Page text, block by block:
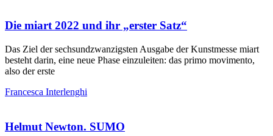
Die miart 2022 und ihr „erster Satz“
Das Ziel der sechsundzwanzigsten Ausgabe der Kunstmesse miart
besteht darin, eine neue Phase einzuleiten: das primo movimento,
also der erste
Francesca Interlenghi
Helmut Newton. SUMO